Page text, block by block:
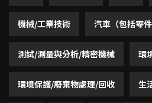
機械/工業技術 汽車（包括零件
測試/測量與分析/精密機械 環
環境保護/廢棄物處理/回收 生